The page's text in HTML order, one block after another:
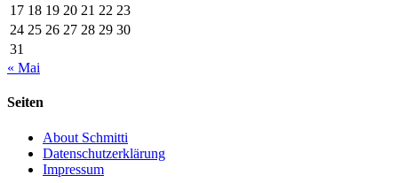
17 18 19 20 21 22 23
24 25 26 27 28 29 30
31
« Mai
Seiten
About Schmitti
Datenschutzerklärung
Impressum